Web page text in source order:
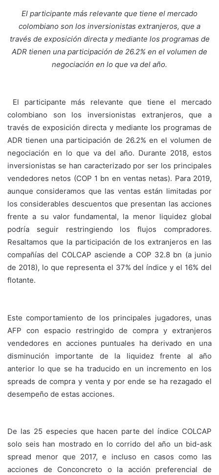
El participante más relevante que tiene el mercado
colombiano son los inversionistas extranjeros, que a
través de exposición directa y mediante los programas de
ADR tienen una participación de 26.2% en el volumen de
negociación en lo que va del año.
El participante más relevante que tiene el mercado
colombiano son los inversionistas extranjeros, que a
través de exposición directa y mediante los programas de
ADR tienen una participación de 26.2% en el volumen de
negociación en lo que va del año. Durante 2018, estos
inversionistas se han caracterizado por ser los principales
vendedores netos (COP 1 bn en ventas netas). Para 2019,
aunque consideramos que las ventas están limitadas por
los considerables descuentos que presentan las acciones
frente a su valor fundamental, la menor liquidez global
podría seguir restringiendo los flujos compradores.
Resaltamos que la participación de los extranjeros en las
compañías del COLCAP asciende a COP 32.8 bn (a junio
de 2018), lo que representa el 37% del índice y el 16% del
flotante.
Este comportamiento de los principales jugadores, unas
AFP con espacio restringido de compra y extranjeros
vendedores en acciones puntuales ha derivado en una
disminución importante de la liquidez frente al año
anterior lo que se ha traducido en un incremento en los
spreads de compra y venta y por ende se ha rezagado el
desempeño de estas acciones.
De las 25 especies que hacen parte del índice COLCAP
solo seis han mostrado en lo corrido del año un bid-ask
spread menor que 2017, e incluso en casos como las
acciones de Conconcreto o la acción preferencial de